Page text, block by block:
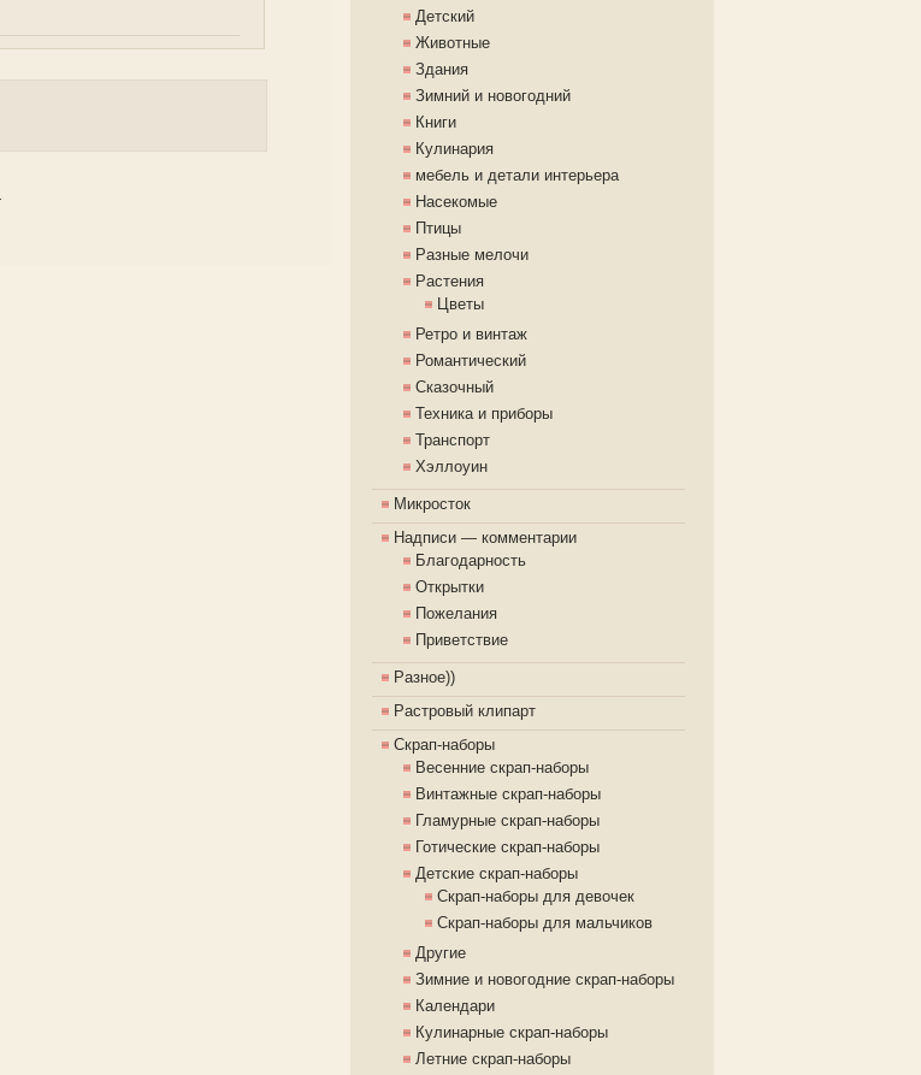
Детский
Животные
Здания
Зимний и новогодний
Книги
Кулинария
мебель и детали интерьера
Насекомые
Птицы
Разные мелочи
Растения
Цветы
Ретро и винтаж
Романтический
Сказочный
Техника и приборы
Транспорт
Хэллоуин
Микросток
Надписи — комментарии
Благодарность
Открытки
Пожелания
Приветствие
Разное))
Растровый клипарт
Скрап-наборы
Весенние скрап-наборы
Винтажные скрап-наборы
Гламурные скрап-наборы
Готические скрап-наборы
Детские скрап-наборы
Скрап-наборы для девочек
Скрап-наборы для мальчиков
Другие
Зимние и новогодние скрап-наборы
Календари
Кулинарные скрап-наборы
Летние скрап-наборы